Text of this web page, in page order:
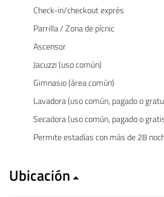
Check-in/checkout exprés
Parrilla / Zona de pícnic
Ascensor
Jacuzzi (uso común)
Gimnasio (área común)
Lavadora (uso común, pagado o
Secadora (uso común, pagado o
Permite estadías con más de 28
Ubicación